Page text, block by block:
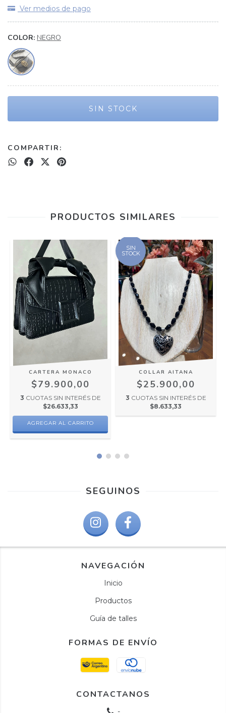
Ver medios de pago
COLOR: NEGRO
COMPARTIR:
PRODUCTOS SIMILARES
CARTERA MONACO
$79.900,00
3 CUOTAS SIN INTERÉS DE
$26.633,33
AGREGAR AL CARRITO
SIN
STOCK
COLLAR AITANA
$25.900,00
3 CUOTAS SIN INTERÉS DE
$8.633,33
SEGUINOS
NAVEGACIÓN
Inicio
Productos
Guía de talles
FORMAS DE ENVÍO
CONTACTANOS